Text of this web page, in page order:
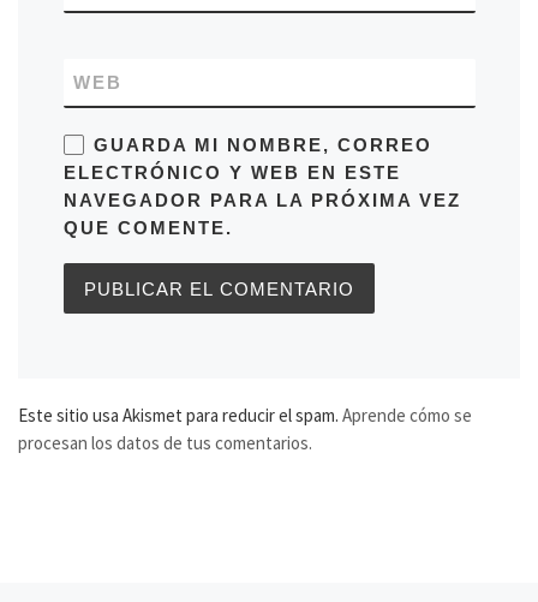
WEB
GUARDA MI NOMBRE, CORREO
ELECTRÓNICO Y WEB EN ESTE
NAVEGADOR PARA LA PRÓXIMA VEZ
QUE COMENTE.
Este sitio usa Akismet para reducir el spam. Aprende cómo se
procesan los datos de tus comentarios.